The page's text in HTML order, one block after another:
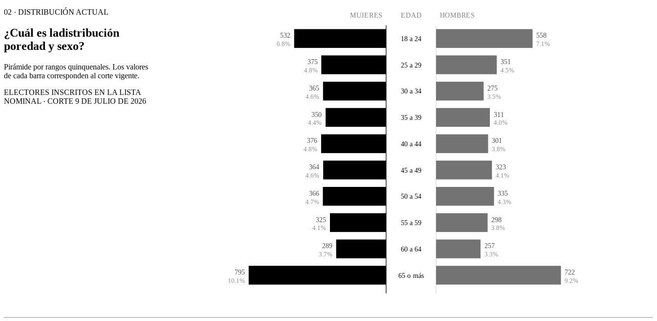
02 · DISTRIBUCIÓN ACTUAL
¿Cuál es ladistribución
poredad y sexo?
Pirámide por rangos quinquenales. Los valores
de cada barra corresponden al corte vigente.
ELECTORES INSCRITOS EN LA LISTA
NOMINAL · CORTE 9 DE JULIO DE 2026
MUJERES EDAD HOMBRES
532
6.8%
558
7.1%
18 a 24
375
4.8%
351
4.5%
25 a 29
365
4.6%
275
3.5%
30 a 34
350
4.4%
311
4.0%
35 a 39
376
4.8%
301
3.8%
40 a 44
364
4.6%
323
4.1%
45 a 49
366
4.7%
335
4.3%
50 a 54
325
4.1%
298
3.8%
55 a 59
289
3.7%
257
3.3%
60 a 64
795
10.1%
722
9.2%
65 o más